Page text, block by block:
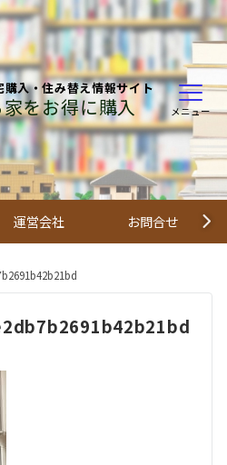
購入・住み替え情報サイト
をお得に購入 メニュー
運営会社 お問合せ